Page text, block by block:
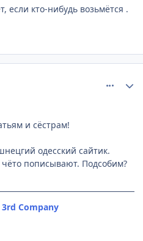
если кто-нибудь возьмётся .
и сёстрам!
одесский сайтик.
пописывают. Подсобим?
Company